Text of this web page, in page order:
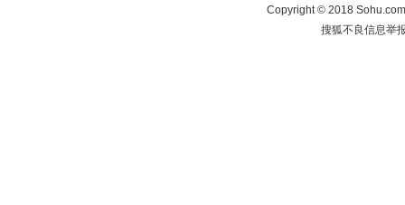
Copyright©2018
搜狐不良信息举